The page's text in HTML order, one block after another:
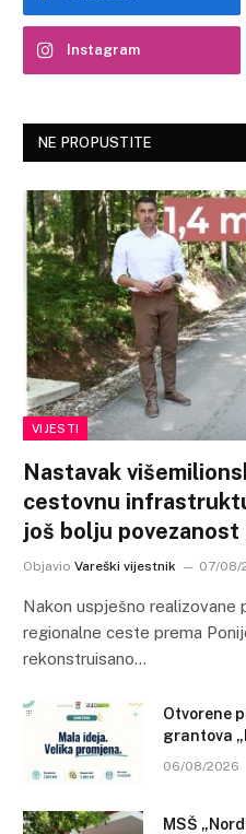
Instagram
NE PROPUSTITE
VIJESTI
Nastavak
cestovnu
još bolju povezanost
Objavio Vareški vijestnik 07/08/
Nakon uspješno realizovane
regionalne ceste prema
rekonstruisano…
Otvorene
grantova
06/08/2026
MSŠ